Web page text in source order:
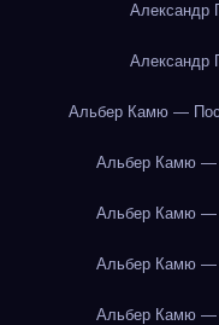
Александр
Александр
Альбер Камю —
Альбер Камю —
Альбер Камю —
Альбер Камю —
Альбер Камю —